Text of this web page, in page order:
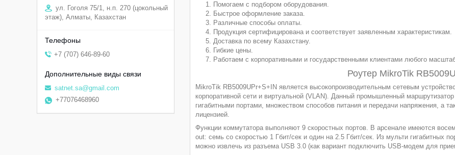
Помогаем с подбором оборудования.
Быстрое оформление заказа.
Различные способы оплаты.
Продукция сертифицирована и соответствует заявленным характеристикам.
Доставка по всему Казахстану.
Гибкие цены.
Работаем с корпоративными и государственными клиентами любого
Роутер MikroTik
MikroTik RB5009UPr+S+IN является высокопроизводительным сетевым
корпоративной сети и виртуальной (VLAN). Данный промышленный
гигабитными портами, множеством способов питания и передачи напряжения, а
лицензией.
Функции коммутатора выполняют 9 скоростных портов. В арсенале имеются
out: семь со скоростью 1 Гбит/сек и один на 2.5 Гбит/сек. Из мульти гигабитных
можно извлечь из разъема USB 3.0 (как вариант подключить USB-модем для
ул. Гоголя 75/1, н.п. 270 (цокольный
этаж), Алматы, Казахстан
+7 (707) 646-89-60
satnet.sa@gmail.com
+77076468960